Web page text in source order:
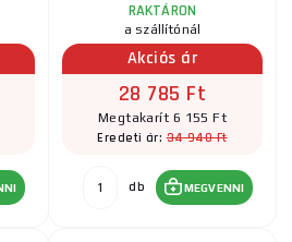
RAKTÁRON
a szállítónál
Akciós ár
28 785 Ft
Megtakarít 6 155 Ft
Eredeti ár:34 940 Ft
db MEGVENNI